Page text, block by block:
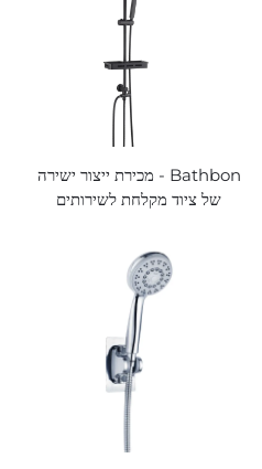
Bathbon - מכירת ייצור ישירה
של ציוד מקלחת לשירותים
מלאה לתיבת הקיר, צבע
ברז / ציוד מקלחת לשירותים